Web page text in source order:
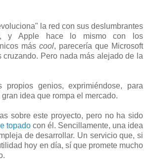
la red con sus deslumbrantes
y Apple hace lo mismo con los
más cool, parecería que Microsoft
cruzando. Pero nada más alejado de la
genios, exprimiéndose, para
idea que rompa el mercado.
sobre este proyecto, pero no ha sido
topado con él. Sencillamente, una idea
de desarrollar. Un servicio que, si
hoy en día, sí que promete mucho